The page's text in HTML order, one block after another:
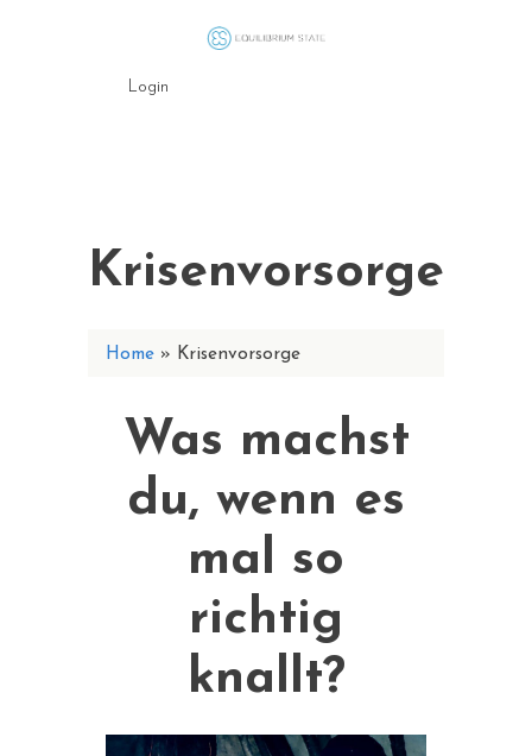
Login
Krisenvorsorge
Home » Krisenvorsorge
Was machst
du, wenn es
mal so
richtig
knallt?